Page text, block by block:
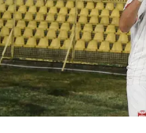
Hockey
Pallanuoto
Pallamano
Altre